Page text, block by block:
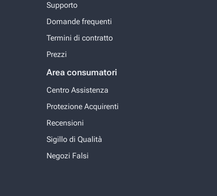
Supporto
Domande frequenti
Termini di contratto
Prezzi
Area consumatori
Centro Assistenza
Protezione Acquirenti
Recensioni
Sigillo di Qualità
Negozi Falsi